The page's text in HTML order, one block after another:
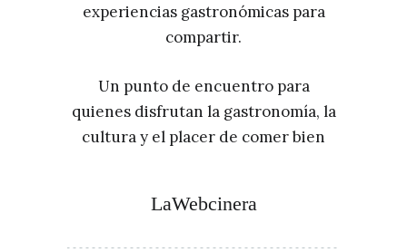
experiencias gastronómicas para
compartir.
Un punto de encuentro para
quienes disfrutan la gastronomía, la
cultura y el placer de comer bien
LaWebcinera